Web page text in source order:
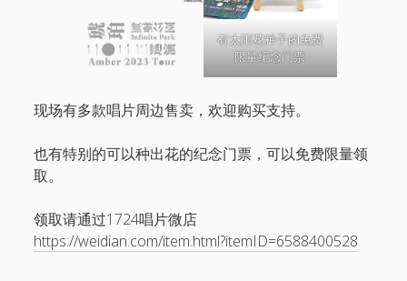
有太阳花种子的免费
限量纪念门票
现场有多款唱片周边售卖，欢迎购买支持。
也有特别的可以种出花的纪念门票，可以免费限量领
取。
领取请通过1724唱片微店
https://weidian.com/item.html?itemID=6588400528